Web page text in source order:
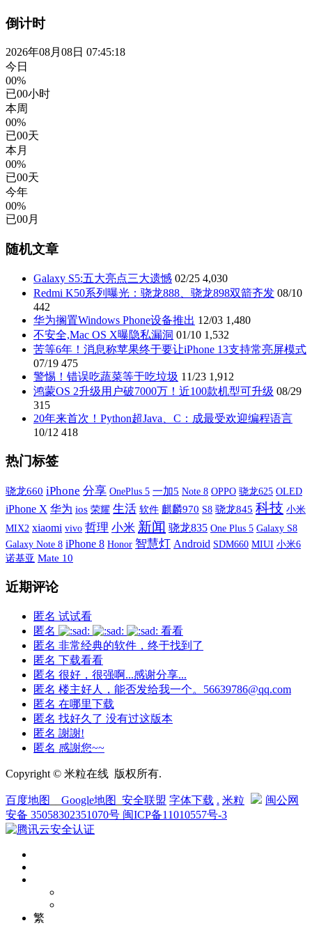
倒计时
2026年08月08日 07:45:18
今日
00%
已00小时
本周
00%
已00天
本月
00%
已00天
今年
00%
已00月
随机文章
Galaxy S5:五大亮点三大遗憾 02/25 4,030
Redmi K50系列曝光：骁龙888、骁龙898双箭齐发 08/10
442
华为搁置Windows Phone设备推出 12/03 1,480
不安全,Mac OS X曝隐私漏洞 01/10 1,532
苦等6年！消息称苹果终于要让iPhone 13支持常亮屏模式
07/19 475
警惕！错误吃蔬菜等于吃垃圾 11/23 1,912
鸿蒙OS 2升级用户破7000万！近100款机型可升级 08/29
315
20年来首次！Python超Java、C：成最受欢迎编程语言
10/12 418
热门标签
骁龙660 iPhone 分享 OnePlus 5 一加5 Note 8 OPPO 骁龙625 OLED
iPhone X 华为 ios 荣耀 生活 软件 麒麟970 S8 骁龙845 科技 小米
MIX2 xiaomi vivo 哲理 小米 新闻 骁龙835 One Plus 5 Galaxy S8
Galaxy Note 8 iPhone 8 Honor 智慧灯 Android SDM660 MIUI 小米6
诺基亚 Mate 10
近期评论
匿名 试试看
匿名
看看
匿名 非常经典的软件，终于找到了
匿名 下载看看
匿名 很好，很强啊...感谢分享...
匿名 楼主好人，能否发给我一个。56639786@qq.com
匿名 在哪里下载
匿名 找好久了 没有过这版本
匿名 謝謝!
匿名 感謝您~~
Copyright © 米粒在线 版权所有.
百度地图 Google地图 安全联盟 字体下载 . 米粒
闽公网
安备 35058302351070号 闽ICP备11010557号-3
繁